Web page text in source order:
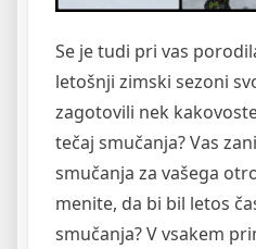
Se je tudi pri vas
letošnji zimski sezoni
zagotovili nek
tečaj smučanja? Vas
smučanja za vašega
menite, da bi bil letos
smučanja? V vsakem